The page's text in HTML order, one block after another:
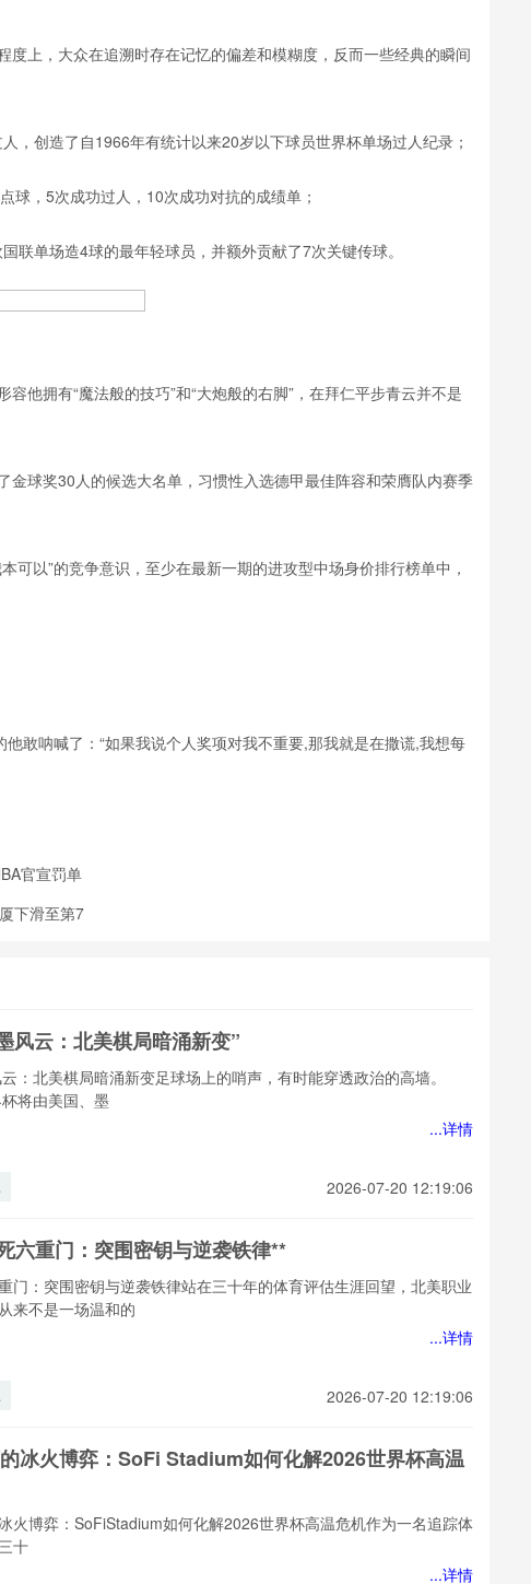
上，大众在追溯时存在记忆的偏差和模糊度，反而一些经典的瞬间
，创造了自1966年有统计以来20岁以下球员世界杯单场过人纪录；
球，5次成功过人，10次成功对抗的成绩单；
联单场造4球的最年轻球员，并额外贡献了7次关键传球。
他拥有“魔法般的技巧”和“大炮般的右脚”，在拜仁平步青云并不是
球奖30人的候选大名单，习惯性入选德甲最佳阵容和荣膺队内赛季
可以”的竞争意识，至少在最新一期的进攻型中场身价排行榜单中，
他敢呐喊了：“如果我说个人奖项对我不重要,那我就是在撒谎,我想每
官宣罚单
下滑至第7
风云：北美棋局暗涌新变”
：北美棋局暗涌新变足球场上的哨声，有时能穿透政治的高墙。
将由美国、墨
...详情
2026-07-20 12:19:06
六重门：突围密钥与逆袭铁律**
门：突围密钥与逆袭铁律站在三十年的体育评估生涯回望，北美职业
来不是一场温和的
...详情
2026-07-20 12:19:06
冰火博弈：SoFi Stadium如何化解2026世界杯高温
火博弈：SoFiStadium如何化解2026世界杯高温危机作为一名追踪体
十
...详情